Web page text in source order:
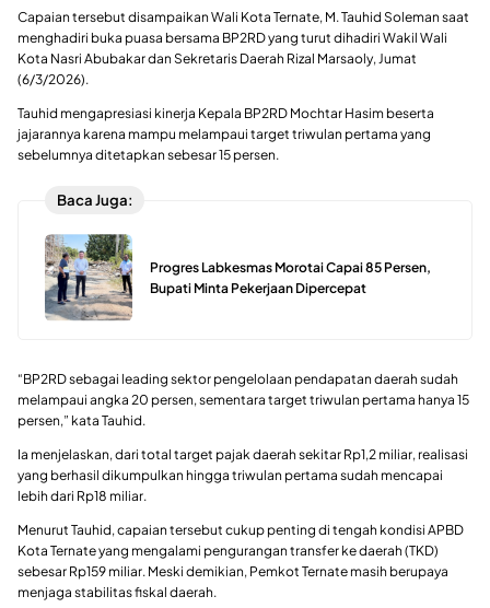
Capaian tersebut disampaikan Wali Kota Ternate, M. Tauhid Soleman saat
menghadiri buka puasa bersama BP2RD yang turut dihadiri Wakil Wali
Kota Nasri Abubakar dan Sekretaris Daerah Rizal Marsaoly, Jumat
(6/3/2026).
Tauhid mengapresiasi kinerja Kepala BP2RD Mochtar Hasim beserta
jajarannya karena mampu melampaui target triwulan pertama yang
sebelumnya ditetapkan sebesar 15 persen.
Baca Juga:
Progres Labkesmas Morotai Capai 85 Persen,
Bupati Minta Pekerjaan Dipercepat
“BP2RD sebagai leading sektor pengelolaan pendapatan daerah sudah
melampaui angka 20 persen, sementara target triwulan pertama hanya 15
persen,” kata Tauhid.
Ia menjelaskan, dari total target pajak daerah sekitar Rp1,2 miliar, realisasi
yang berhasil dikumpulkan hingga triwulan pertama sudah mencapai
lebih dari Rp18 miliar.
Menurut Tauhid, capaian tersebut cukup penting di tengah kondisi APBD
Kota Ternate yang mengalami pengurangan transfer ke daerah (TKD)
sebesar Rp159 miliar. Meski demikian, Pemkot Ternate masih berupaya
menjaga stabilitas fiskal daerah.